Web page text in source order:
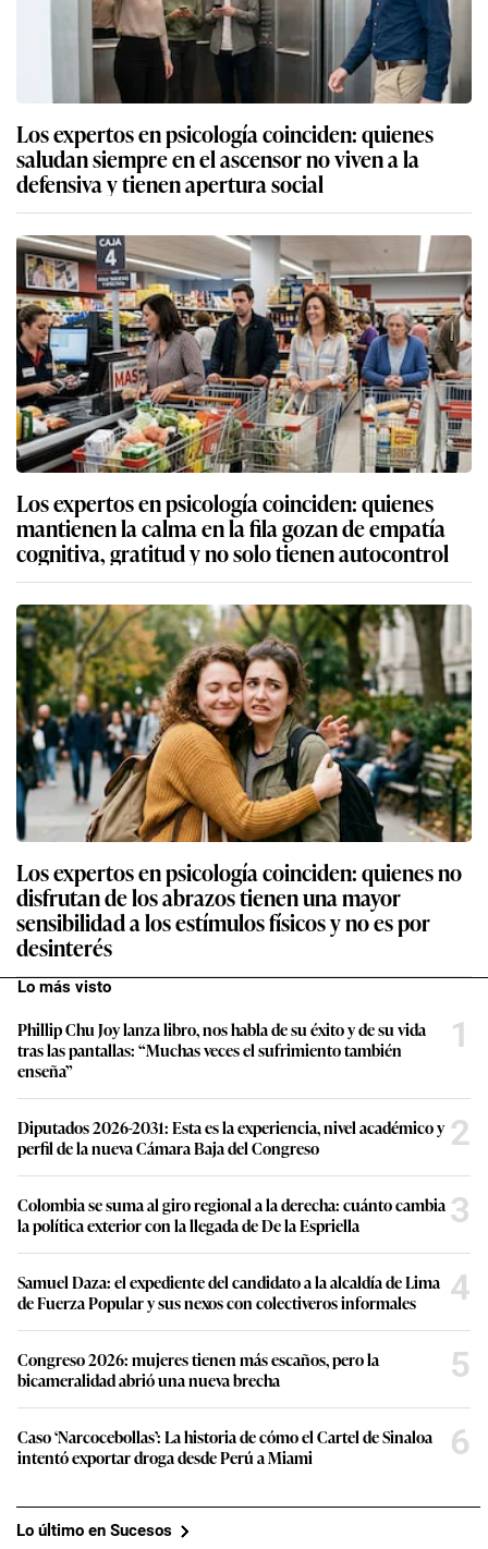
Los expertos en psicología coinciden: quienes
saludan siempre en el ascensor no viven a la
defensiva y tienen apertura social
Los expertos en psicología coinciden: quienes
mantienen la calma en la fila gozan de empatía
cognitiva, gratitud y no solo tienen autocontrol
Los expertos en psicología coinciden: quienes no
disfrutan de los abrazos tienen una mayor
sensibilidad a los estímulos físicos y no es por
desinterés
Lo más visto
Phillip Chu Joy lanza libro, nos habla de su éxito y de su vida
tras las pantallas: “Muchas veces el sufrimiento también
enseña”
1
Diputados 2026-2031: Esta es la experiencia, nivel académico y
perfil de la nueva Cámara Baja del Congreso
2
Colombia se suma al giro regional a la derecha: cuánto cambia
la política exterior con la llegada de De la Espriella
3
Samuel Daza: el expediente del candidato a la alcaldía de Lima
de Fuerza Popular y sus nexos con colectiveros informales
4
Congreso 2026: mujeres tienen más escaños, pero la
bicameralidad abrió una nueva brecha
5
Caso ‘Narcocebollas’: La historia de cómo el Cartel de Sinaloa
intentó exportar droga desde Perú a Miami
6
Lo último en Sucesos